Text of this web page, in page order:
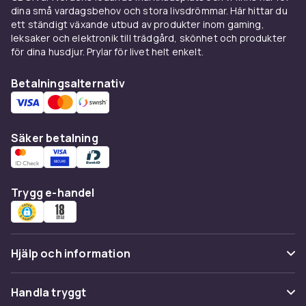
dina små vardagsbehov och stora livsdrömmar. Här hittar du
ett ständigt växande utbud av produkter inom gaming,
leksaker och elektronik till trädgård, skönhet och produkter
för dina husdjur. Prylar för livet helt enkelt.
Betalningsalternativ
Säker betalning
Trygg e-handel
Hjälp och information
Vanliga frågor
Handla tryggt